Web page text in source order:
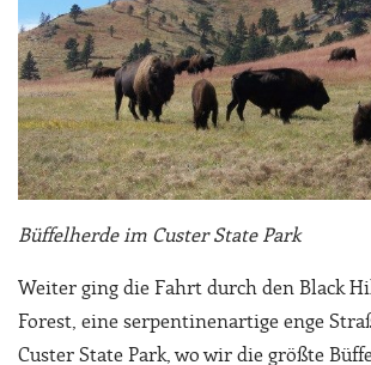
Büffelherde im Custer State Park
Weiter ging die Fahrt durch den Black
Forest, eine serpentinenartige enge
Custer State Park, wo wir die größte